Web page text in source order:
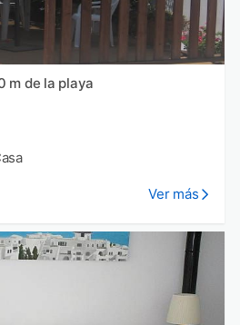
m de la playa
Ver más